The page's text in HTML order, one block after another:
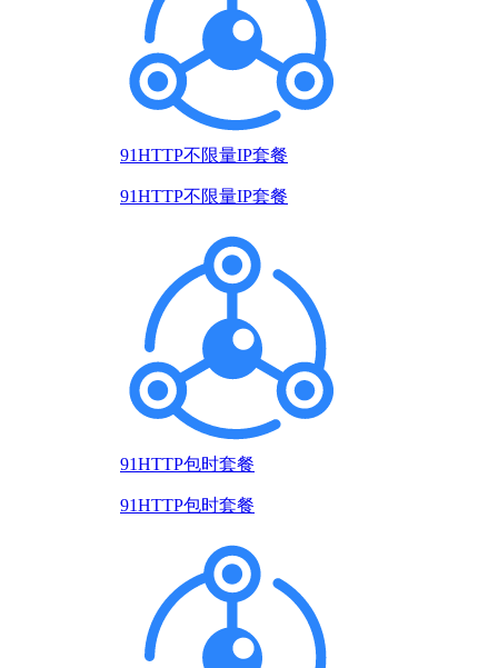
91HTTP不限量IP套餐
91HTTP不限量IP套餐
91HTTP包时套餐
91HTTP包时套餐